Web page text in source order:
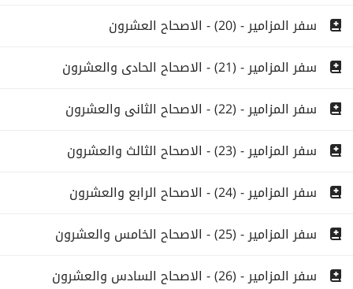
سفر المزامير - (20) - الاصحاح العشرون
سفر المزامير - (21) - الاصحاح الحادى والعشرون
سفر المزامير - (22) - الاصحاح الثانى والعشرون
سفر المزامير - (23) - الاصحاح الثالث والعشرون
سفر المزامير - (24) - الاصحاح الرابع والعشرون
سفر المزامير - (25) - الاصحاح الخامس والعشرون
سفر المزامير - (26) - الاصحاح السادس والعشرون